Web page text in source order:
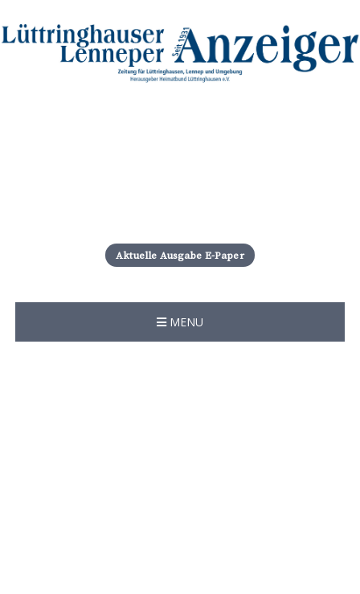
i
p
c
Aktuelle Ausgabe E-Paper
MENU